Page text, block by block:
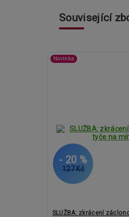
Související
Novinka
127 Kč
- 20 %
SLUŽBA: zkrácení